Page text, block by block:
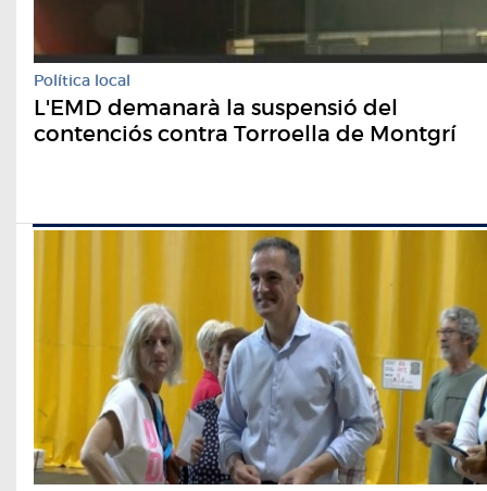
Política local
L'EMD demanarà la suspensió del
contenciós contra Torroella de Montgrí